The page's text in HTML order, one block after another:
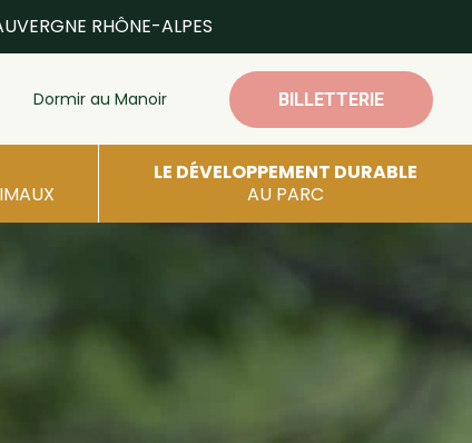
RHÔNE-ALPES
Dormir au Manoir BILLETTERIE
LE DÉVELOPPEMENT DURABLE
AU PARC